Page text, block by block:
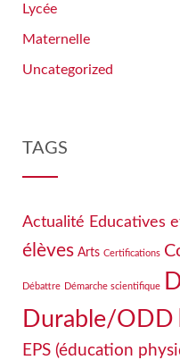
Lycée
Maternelle
Uncategorized
TAGS
Actualité Educatives
élèves Arts Certifications
Débattre Démarche scientifique
Durable/ODD
EPS (éducation